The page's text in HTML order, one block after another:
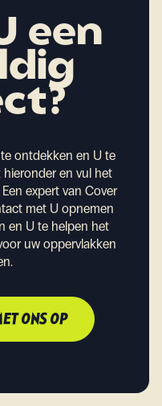
een
ontdekken en U te
hieronder en vul het
expert van Cover
met U opnemen
en U te helpen het
uw oppervlakken
ONS OP